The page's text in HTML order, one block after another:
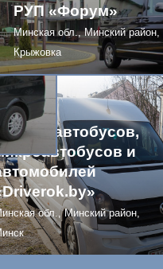
РУП «Форум»
Минская обл., Минский район,
Крыжовка
руб.
автобусов,
и
обл., Минский район,